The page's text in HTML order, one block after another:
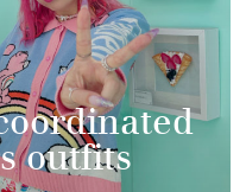
outfits